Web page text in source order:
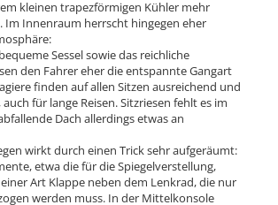
kleinen trapezförmigen Kühler mehr
Im Innenraum herrscht hingegen eher
Sessel sowie das reichliche
den Fahrer eher die entspannte Gangart
finden auf allen Sitzen ausreichend und
für lange Reisen. Sitzriesen fehlt es im
Dach allerdings etwas an
wirkt durch einen Trick sehr aufgeräumt:
etwa die für die Spiegelverstellung,
Art Klappe neben dem Lenkrad, die nur
werden muss. In der Mittelkonsole